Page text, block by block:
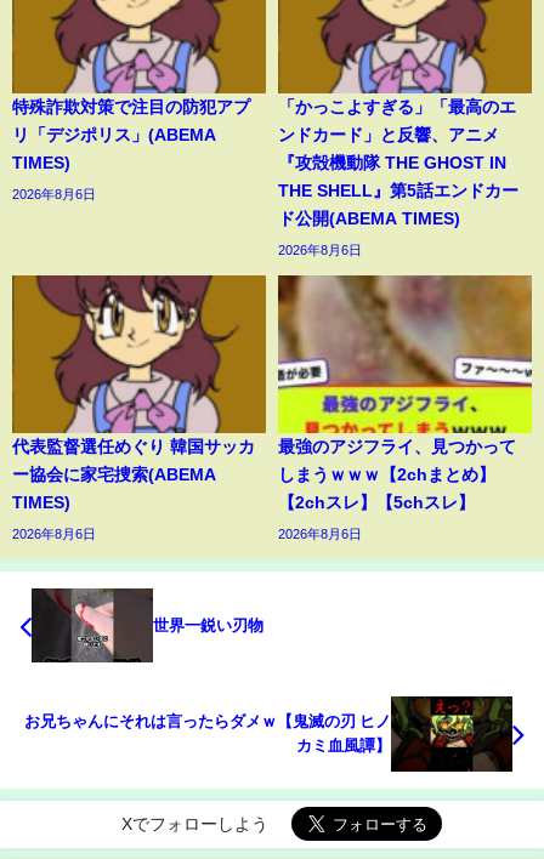
特殊詐欺対策で注目の防犯アプ
リ「デジポリス」(ABEMA
TIMES)
2026年8月6日
「かっこよすぎる」「最高のエ
ンドカード」と反響、アニメ
『攻殻機動隊 THE GHOST IN
THE SHELL』第5話エンドカー
ド公開(ABEMA TIMES)
2026年8月6日
代表監督選任めぐり 韓国サッカ
ー協会に家宅捜索(ABEMA
TIMES)
2026年8月6日
最強のアジフライ、見つかって
しまうｗｗｗ【2chまとめ】
【2chスレ】【5chスレ】
2026年8月6日
世界一鋭い刃物
お兄ちゃんにそれは言ったらダメｗ【鬼滅の刃 ヒノ
カミ血風譚】
Xでフォローしよう